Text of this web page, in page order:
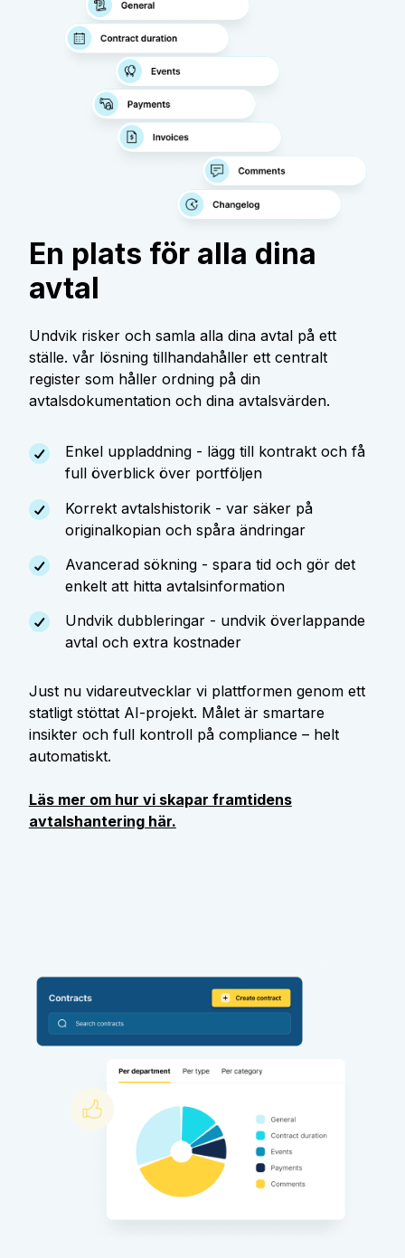
En plats för alla dina
avtal
Undvik risker och samla alla dina avtal på ett
ställe. vår lösning tillhandahåller ett centralt
register som håller ordning på din
avtalsdokumentation och dina avtalsvärden.
Enkel uppladdning - lägg till kontrakt och få
full överblick över portföljen
Korrekt avtalshistorik - var säker på
originalkopian och spåra ändringar
Avancerad sökning - spara tid och gör det
enkelt att hitta avtalsinformation
Undvik dubbleringar - undvik överlappande
avtal och extra kostnader
Just nu vidareutvecklar vi plattformen genom ett
statligt stöttat AI-projekt. Målet är smartare
insikter och full kontroll på compliance – helt
automatiskt.
Läs mer om hur vi skapar framtidens
avtalshantering här.